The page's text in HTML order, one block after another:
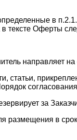
в
тексте Оферты
направляет
за
в